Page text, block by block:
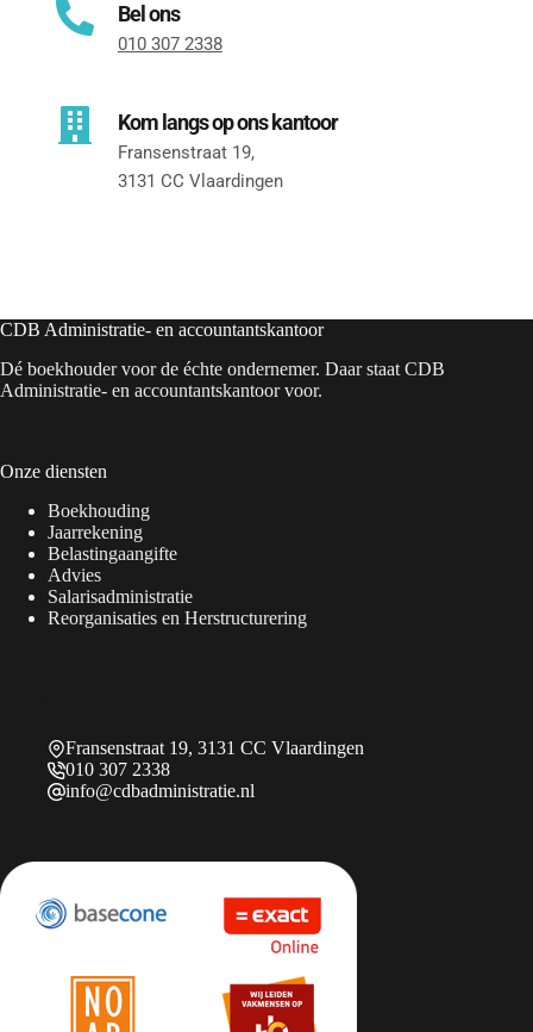
Bel ons
010 307 2338
Kom langs op ons kantoor
Fransenstraat 19,
3131 CC Vlaardingen
CDB Administratie- en accountantskantoor
Dé boekhouder voor de échte ondernemer. Daar staat CDB
Administratie- en accountantskantoor voor.
Onze diensten
Boekhouding
Jaarrekening
Belastingaangifte
Advies
Salarisadministratie
Reorganisaties en Herstructurering
Fransenstraat 19, 3131 CC Vlaardingen
010 307 2338
info@cdbadministratie.nl